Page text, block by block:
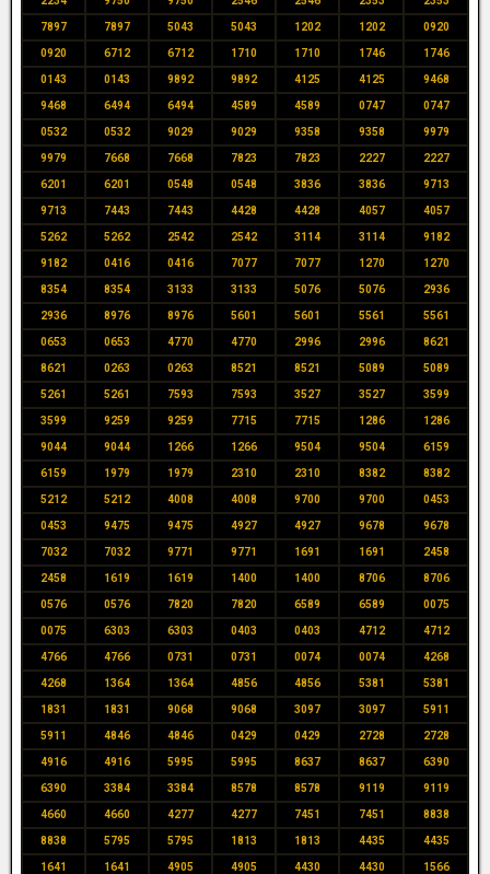
7897 7897 5043 5043 1202 1202 0920
0920 6712 6712 1710 1710 1746 1746
0143 0143 9892 9892 4125 4125 9468
9468 6494 6494 4589 4589 0747 0747
0532 0532 9029 9029 9358 9358 9979
9979 7668 7668 7823 7823 2227 2227
6201 6201 0548 0548 3836 3836 9713
9713 7443 7443 4428 4428 4057 4057
5262 5262 2542 2542 3114 3114 9182
9182 0416 0416 7077 7077 1270 1270
8354 8354 3133 3133 5076 5076 2936
2936 8976 8976 5601 5601 5561 5561
0653 0653 4770 4770 2996 2996 8621
8621 0263 0263 8521 8521 5089 5089
5261 5261 7593 7593 3527 3527 3599
3599 9259 9259 7715 7715 1286 1286
9044 9044 1266 1266 9504 9504 6159
6159 1979 1979 2310 2310 8382 8382
5212 5212 4008 4008 9700 9700 0453
0453 9475 9475 4927 4927 9678 9678
7032 7032 9771 9771 1691 1691 2458
2458 1619 1619 1400 1400 8706 8706
0576 0576 7820 7820 6589 6589 0075
0075 6303 6303 0403 0403 4712 4712
4766 4766 0731 0731 0074 0074 4268
4268 1364 1364 4856 4856 5381 5381
1831 1831 9068 9068 3097 3097 5911
5911 4846 4846 0429 0429 2728 2728
4916 4916 5995 5995 8637 8637 6390
6390 3384 3384 8578 8578 9119 9119
4660 4660 4277 4277 7451 7451 8838
8838 5795 5795 1813 1813 4435 4435
1641 1641 4905 4905 4430 4430 1566